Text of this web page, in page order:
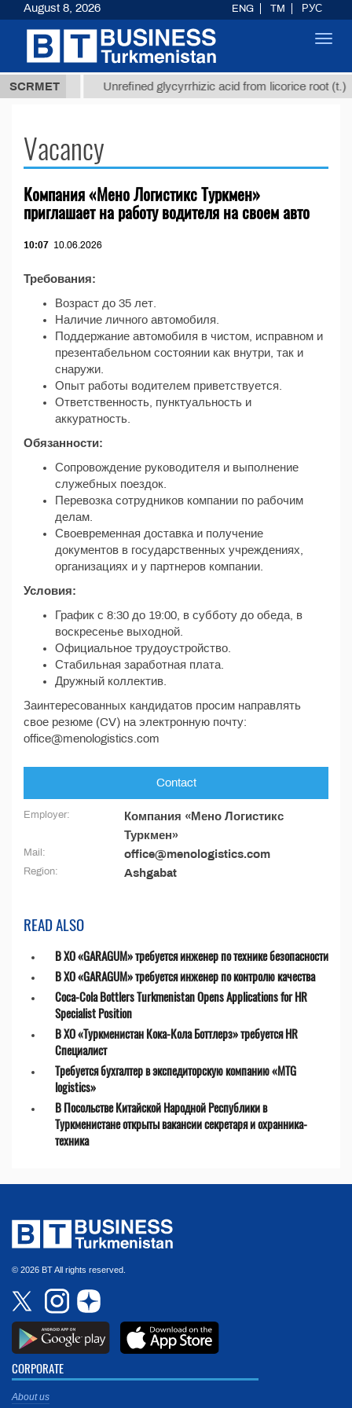
SCRMET
37,8 ТМТ Unrefined glycyrrhizic acid from licorice root (t.)
Vacancy
Компания «Мено Логистикс Туркмен»
приглашает на работу водителя на своем авто
10:07 10.06.2026
Требования:
Возраст до 35 лет.
Наличие личного автомобиля.
Поддержание автомобиля в чистом, исправном и
презентабельном состоянии как внутри, так и
снаружи.
Опыт работы водителем приветствуется.
Ответственность, пунктуальность и
аккуратность.
Обязанности:
Сопровождение руководителя и выполнение
служебных поездок.
Перевозка сотрудников компании по рабочим
делам.
Своевременная доставка и получение
документов в государственных учреждениях,
организациях и у партнеров компании.
Условия:
График с 8:30 до 19:00, в субботу до обеда, в
воскресенье выходной.
Официальное трудоустройство.
Стабильная заработная плата.
Дружный коллектив.
Заинтересованных кандидатов просим направлять
свое резюме (CV) на электронную почту:
office@menologistics.com
Contact
Employer:
Компания «Мено Логистикс
Туркмен»
Mail: office@menologistics.com
Region: Ashgabat
READ ALSO
В ХО «GARAGUM» требуется инженер по технике безопасности
В ХО «GARAGUM» требуется инженер по контролю качества
Coca-Cola Bottlers Turkmenistan Opens Applications for HR
Specialist Position
В ХО «Туркменистан Кока-Кола Боттлерз» требуется HR
Специалист
Требуется бухгалтер в экспедиторскую компанию «MTG
logistics»
В Посольстве Китайской Народной Республики в
Туркменистане открыты вакансии секретаря и охранника-
техника
© 2026 BT All rights reserved.
CORPORATE
About us
August 8, 2026 ENG TM РУС